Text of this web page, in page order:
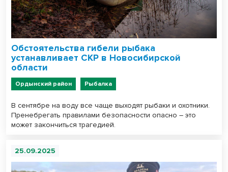
Обстоятельства гибели рыбака
устанавливает СКР в Новосибирской
области
Ордынский район Рыбалка
В сентябре на воду все чаще выходят рыбаки и охотники.
Пренебрегать правилами безопасности опасно – это
может закончиться трагедией.
25.09.2025